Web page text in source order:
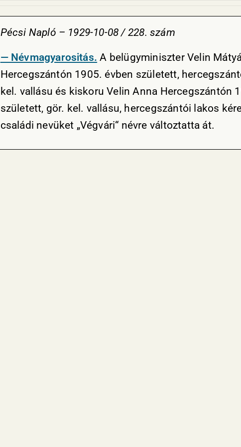
Pécsi Napló – 1929-10-08 / 228. szám
— Névmagyarositás. A belügyminiszter Velin
Hercegszántón 1905. évben született,
kel. vallásu és kiskoru Velin Anna Hercegszántón
született, gör. kel. vallásu, hercegszántói lakos
családi nevüket „Végvári“ névre változtatta át.